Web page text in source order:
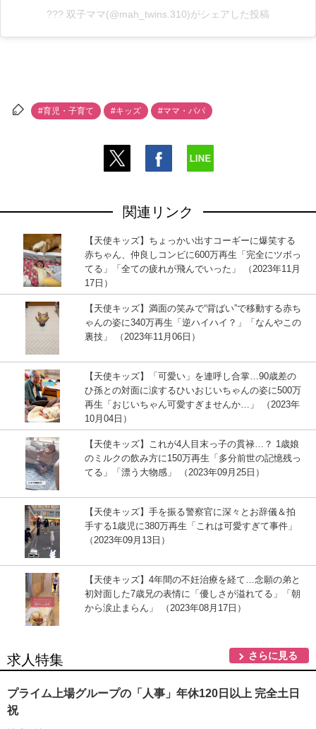
??? 双子ママ(@mah_twins.310)がシェアした投稿
#育児・子育て #キッズ #ママ・パパ
関連リンク
【天使キッズ】ちょっかい出すコーギーに爆笑する
赤ちゃん、仲良しコンビに600万再生「完全にツボっ
てる」「全ての疲れが飛んでいった」 （2023年11月
17日）
【天使キッズ】満面の笑みで“背ばい”で移動する赤ち
ゃんの姿に340万再生「逆ハイハイ？」「なんやこの
裏技」 （2023年11月06日）
【天使キッズ】「可愛い」を連呼し合掌…90歳差の
ひ孫との対面に涙するひいおじいちゃんの姿に500万
再生「おじいちゃん可愛すぎませんか…」 （2023年
10月04日）
【天使キッズ】これが4人目末っ子の貫禄…？ 1歳娘
のミルクの飲み方に150万再生「多分前世の記憶残っ
てる」「漂う大物感」 （2023年09月25日）
【天使キッズ】手を振る警察官に深々とお辞儀＆拍
手する1歳児に380万再生「これは可愛すぎて事件」
（2023年09月13日）
【天使キッズ】4年間の不妊治療を経て…念願の弟と
初対面した7歳兄の表情に「優しさが溢れてる」「朝
から涙止まらん」 （2023年08月17日）
求人特集 さらに見る
プライム上場グループの「人事」年休120日以上 完全土日
祝